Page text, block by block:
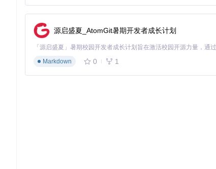
          fontSize:
10,
          textColor: Colors.black45,
        ),
        tag:
"personal_btn",
      ),
    );
      rows: [
源启盛夏_AtomGit暑期开发者成长计划
Markdown
0 1